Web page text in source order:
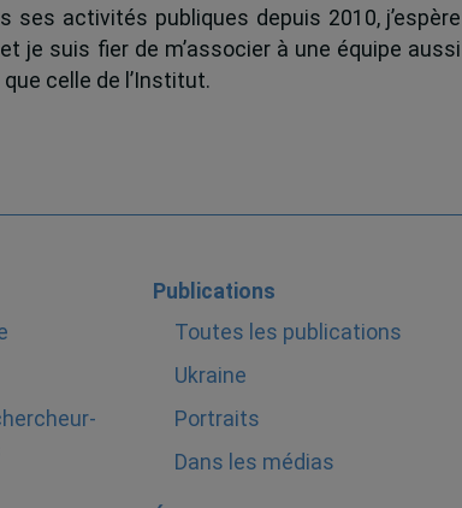
ses activités publiques depuis 2010, j’espère
je suis fier de m’associer à une équipe aussi
celle de l’Institut.
Publications
Toutes les publications
Ukraine
Portraits
Dans les médias